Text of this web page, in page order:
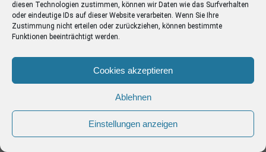
diesen Technologien zustimmen, können wir Daten wie das Surfverhalten
oder eindeutige IDs auf dieser Website verarbeiten. Wenn Sie Ihre
Zustimmung nicht erteilen oder zurückziehen, können bestimmte
Funktionen beeinträchtigt werden.
Cookies akzeptieren
Ablehnen
Einstellungen anzeigen
probiert.
Damit funktionieren alle Downloads udn lassen sich
speichern.
Super zum mal nachschauen seit wann es ein Modell